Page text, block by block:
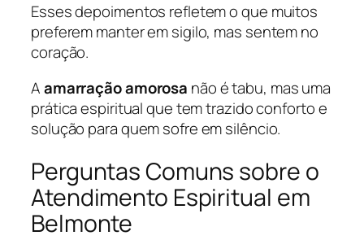
Esses depoimentos refletem o que muitos
preferem manter em sigilo, mas sentem no
coração.
Aamarração amorosa não é tabu, mas uma
prática espiritual que tem trazido conforto e
solução para quem sofre em silêncio.
Perguntas Comuns sobre o
Atendimento Espiritual em
Belmonte